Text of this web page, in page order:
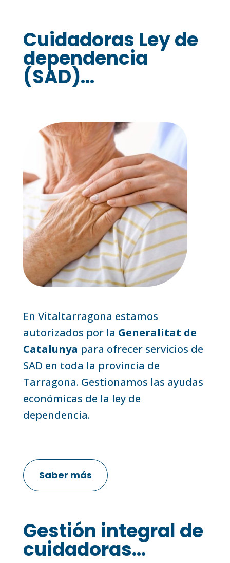
Cuidadoras Ley de
dependencia
(SAD)...
En Vitaltarragona estamos
autorizados por la Generalitat de
Catalunya para ofrecer servicios de
SAD en toda la provincia de
Tarragona. Gestionamos las ayudas
económicas de la ley de
dependencia.
Saber más
Gestión integral de
cuidadoras...